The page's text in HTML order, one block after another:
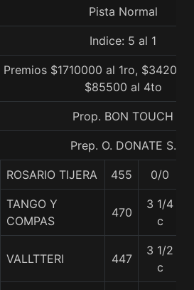
Pista Normal
Indice: 5 al 1
$1710000 al 1ro,
$85500 al 4to
Prop. BON TOUCH
Prep. O. DONATE S.
ROSARIO TIJERA 455 0/0
TANGO Y
COMPAS
470
3 1/4
c
VALLTTERI 447
3 1/2
c